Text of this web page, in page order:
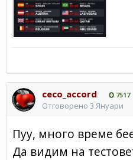
ceco_accord 7517
Отговорено 3 Януари
Пуу, много време
Да видим на